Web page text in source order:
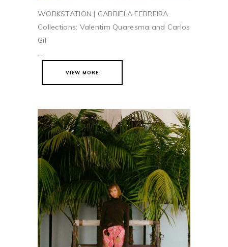
WORKSTATION | GABRIELA FERREIRA
Collections: Valentim Quaresma and Carlos
Gil
...
VIEW MORE